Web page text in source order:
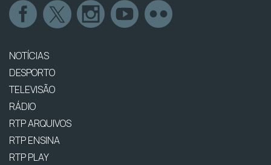
NOTÍCIAS
DESPORTO
TELEVISÃO
RÁDIO
RTP ARQUIVOS
RTP ENSINA
RTP PLAY